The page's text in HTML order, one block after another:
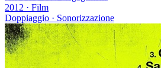
2012 · Film
Doppiaggio · Sonorizzazione